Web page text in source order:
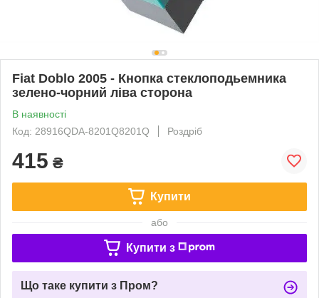
Fiat Doblo 2005 - Кнопка стеклоподьемника
зелено-чорний ліва сторона
В наявності
Код: 28916QDA-8201Q8201Q
Роздріб
415 ₴
Купити
або
Купити з
Що таке купити з Пром?